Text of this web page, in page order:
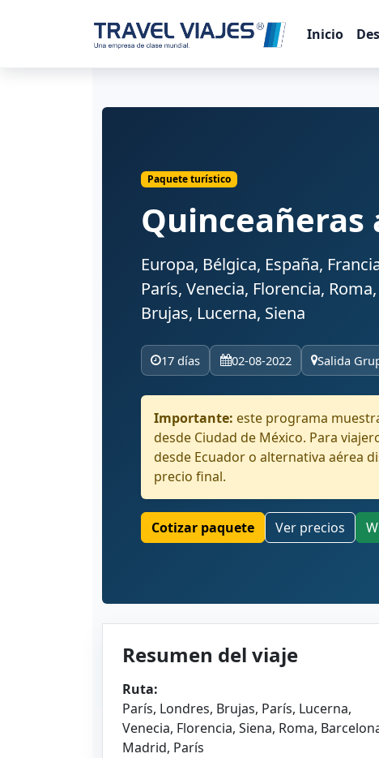
Inicio
Paquete turístico
Quinceañeras
Europa, Bélgica, España,
París, Venecia, Florencia,
Brujas, Lucerna, Siena
17 días 02-08-2022 Salida
Importante: este programa
desde Ciudad de México. Para
desde Ecuador o alternativa aérea
precio final.
Cotizar paquete Ver precios
Resumen del viaje
Ruta:
París, Londres, Brujas, París, Lucerna,
Venecia, Florencia, Siena, Roma,
Madrid, París